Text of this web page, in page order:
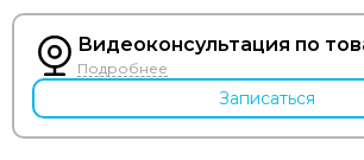
Erbesi
Espiro
GB
Hartan
Видеоконсультация по
Подробнее
Записаться